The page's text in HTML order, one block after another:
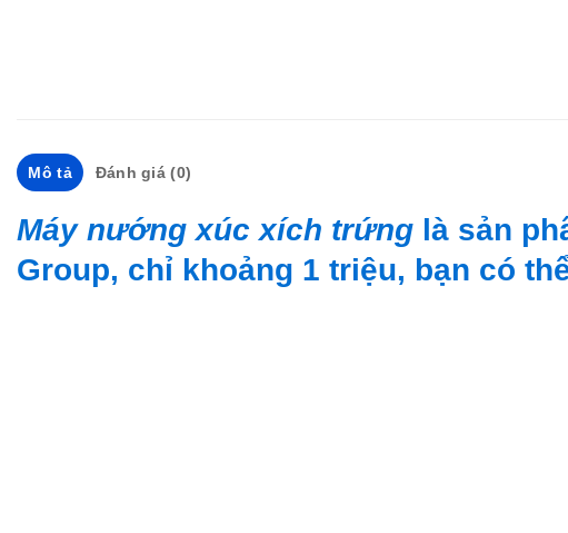
Mô tả Đánh giá (0)
Máy nướng xúc xích trứng là sản
Group, chỉ khoảng 1 triệu, bạn có